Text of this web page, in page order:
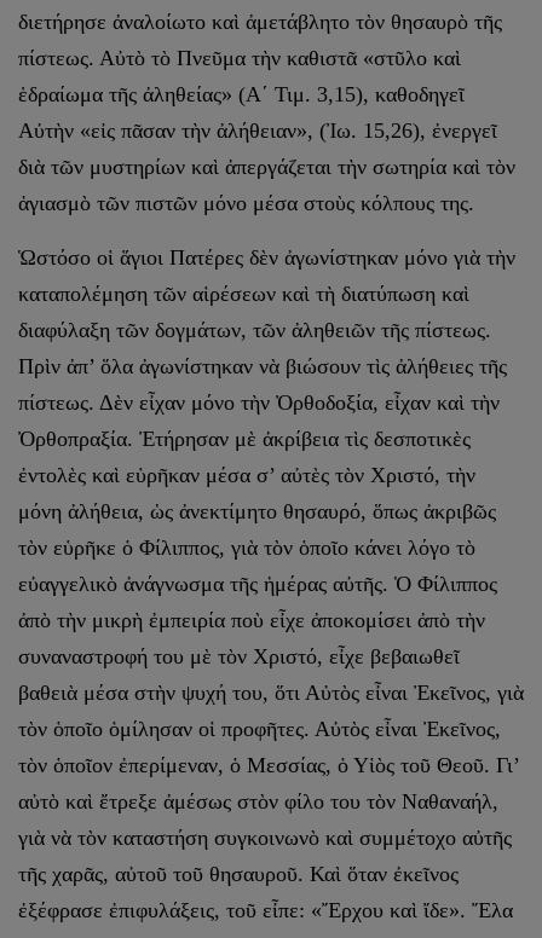
διετήρησε ἀναλοίωτο καὶ ἀμετάβλητο τὸν θησαυρὸ τῆς
πίστεως. Αὐτὸ τὸ Πνεῦμα τὴν καθιστᾶ «στῦλο καὶ
ἑδραίωμα τῆς ἀληθείας» (Α΄ Τιμ. 3,15), καθοδηγεῖ
Αὐτὴν «εἰς πᾶσαν τὴν ἀλήθειαν», (Ἰω. 15,26), ἐνεργεῖ
διὰ τῶν μυστηρίων καὶ ἀπεργάζεται τὴν σωτηρία καὶ τὸν
ἁγιασμὸ τῶν πιστῶν μόνο μέσα στοὺς κόλπους της.
Ὡστόσο οἱ ἅγιοι Πατέρες δὲν ἀγωνίστηκαν μόνο γιὰ τὴν
καταπολέμηση τῶν αἱρέσεων καὶ τὴ διατύπωση καὶ
διαφύλαξη τῶν δογμάτων, τῶν ἀληθειῶν τῆς πίστεως.
Πρὶν ἀπ’ ὅλα ἀγωνίστηκαν νὰ βιώσουν τὶς ἀλήθειες τῆς
πίστεως. Δὲν εἶχαν μόνο τὴν Ὀρθοδοξία, εἶχαν καὶ τὴν
Ὀρθοπραξία. Ἐτήρησαν μὲ ἀκρίβεια τὶς δεσποτικὲς
ἐντολὲς καὶ εὑρῆκαν μέσα σ’ αὐτὲς τὸν Χριστό, τὴν
μόνη ἀλήθεια, ὡς ἀνεκτίμητο θησαυρό, ὅπως ἀκριβῶς
τὸν εὑρῆκε ὁ Φίλιππος, γιὰ τὸν ὁποῖο κάνει λόγο τὸ
εὐαγγελικὸ ἀνάγνωσμα τῆς ἡμέρας αὐτῆς. Ὁ Φίλιππος
ἀπὸ τὴν μικρὴ ἐμπειρία ποὺ εἶχε ἀποκομίσει ἀπὸ τὴν
συναναστροφή του μὲ τὸν Χριστό, εἶχε βεβαιωθεῖ
βαθειὰ μέσα στὴν ψυχή του, ὅτι Αὐτὸς εἶναι Ἐκεῖνος, γιὰ
τὸν ὁποῖο ὁμίλησαν οἱ προφῆτες. Αὐτὸς εἶναι Ἐκεῖνος,
τὸν ὁποῖον ἐπερίμεναν, ὁ Μεσσίας, ὁ Υἱὸς τοῦ Θεοῦ. Γι’
αὐτὸ καὶ ἔτρεξε ἀμέσως στὸν φίλο του τὸν Ναθαναήλ,
γιὰ νὰ τὸν καταστήση συγκοινωνὸ καὶ συμμέτοχο αὐτῆς
τῆς χαρᾶς, αὐτοῦ τοῦ θησαυροῦ. Καὶ ὅταν ἐκεῖνος
ἐξέφρασε ἐπιφυλάξεις, τοῦ εἶπε: «Ἔρχου καὶ ἴδε». Ἔλα